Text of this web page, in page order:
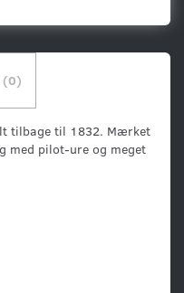
(0)
tilbage til 1832. Mærket
med pilot-ure og meget